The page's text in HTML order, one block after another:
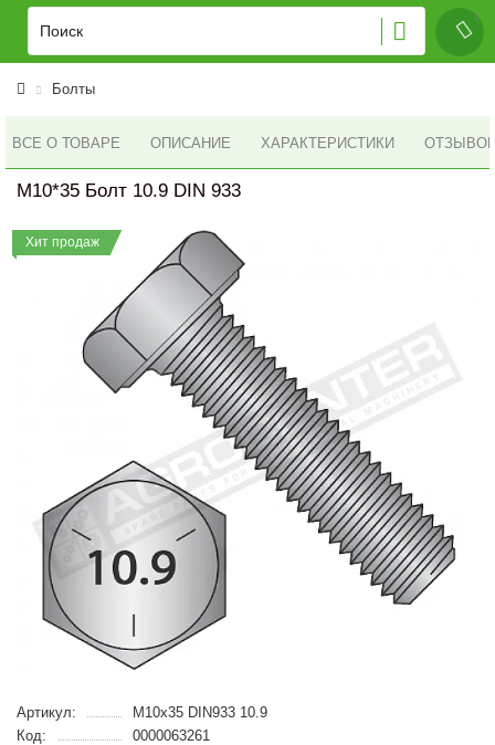
Болты
ВСЕ О ТОВАРЕ ОПИСАНИЕ ХАРАКТЕРИСТИКИ ОТЗЫВОВ
M10*35 Болт 10.9 DIN 933
Хит продаж
Артикул:
M10x35 DIN933 10.9
Код:
0000063261